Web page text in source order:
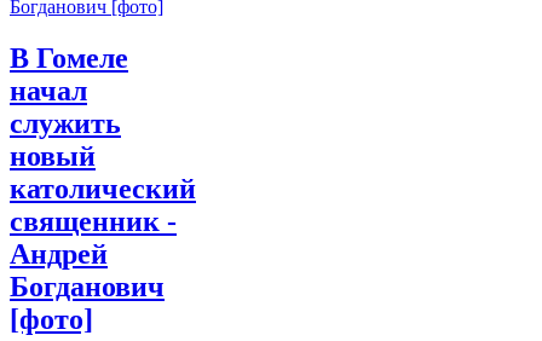
В Гомеле
начал
служить
новый
католический
священник -
Андрей
Богданович
[фото]